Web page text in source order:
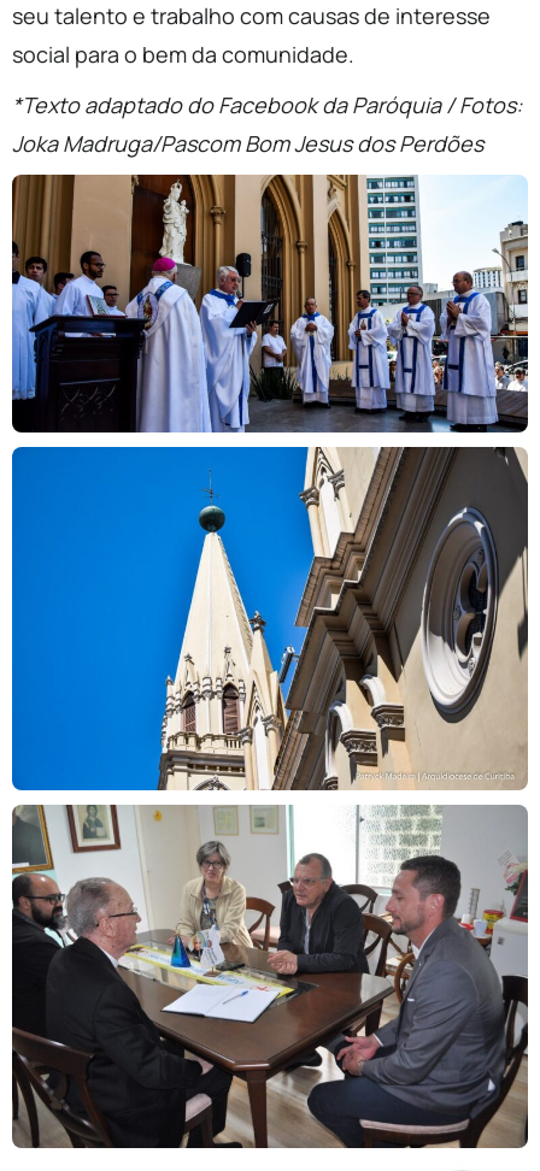
seu talento e trabalho com causas de interesse
social para o bem da comunidade.
*Texto adaptado do Facebook da Paróquia / Fotos:
Joka Madruga/Pascom Bom Jesus dos Perdões